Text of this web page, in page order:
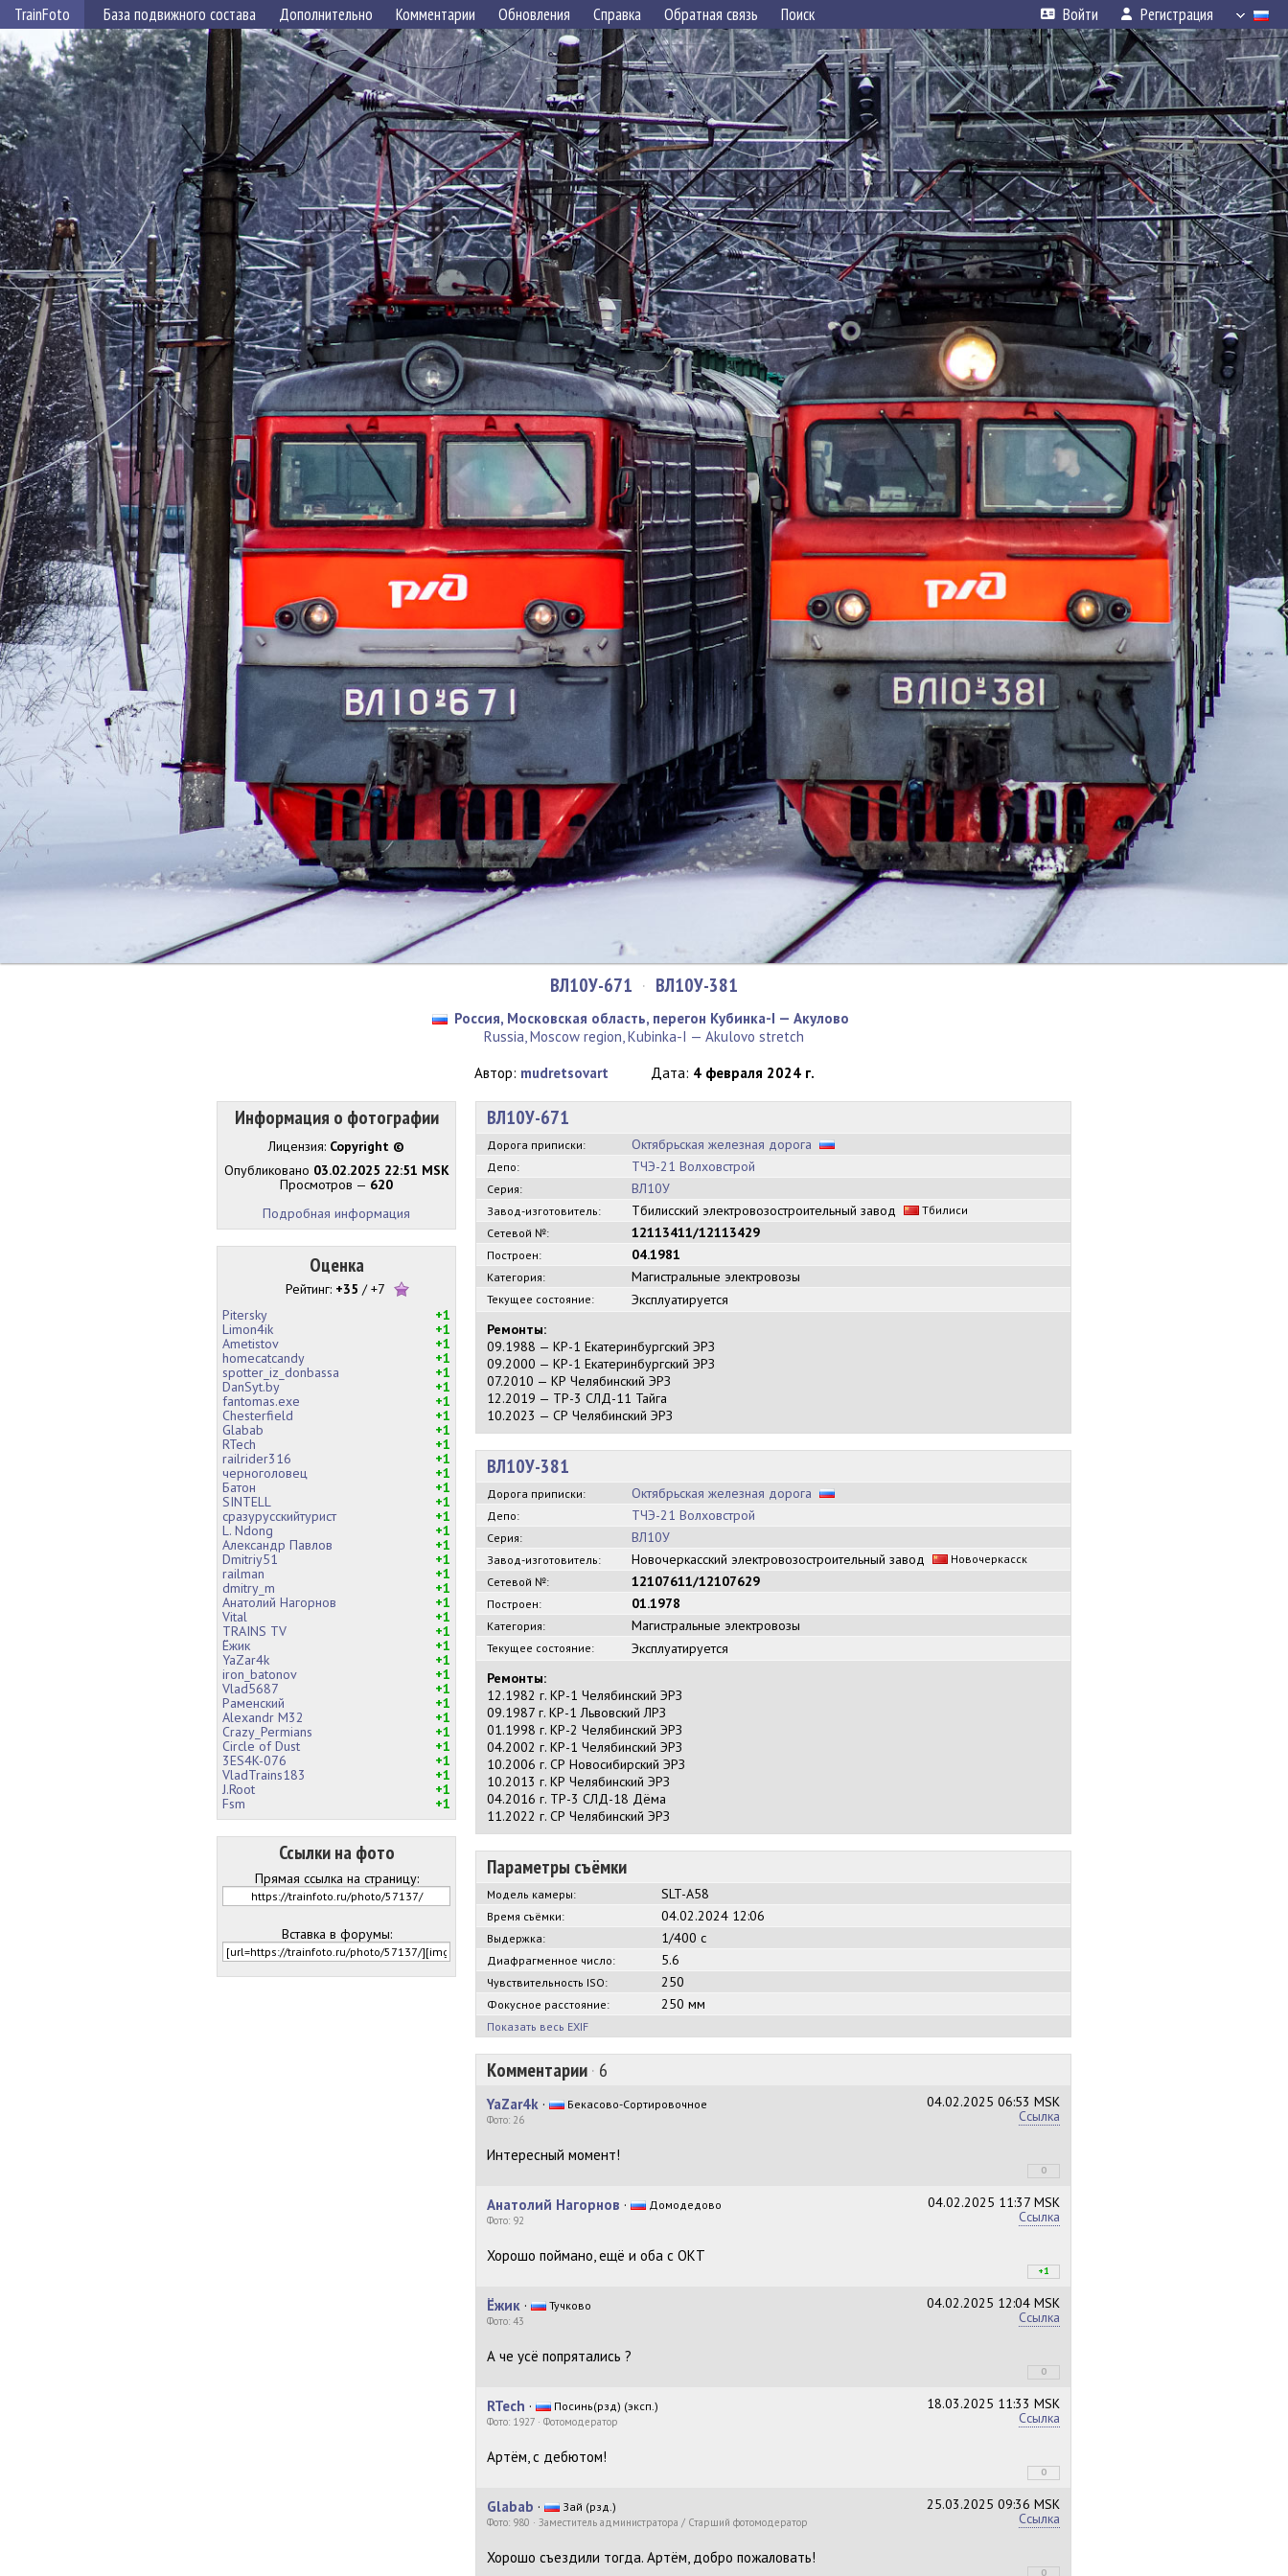
TrainFoto База подвижного состава Дополнительно Комментарии Обновления Справка Обратная связь Поиск Войти Регистрация
ВЛ10У-671 · ВЛ10У-381
Россия, Московская область, перегон Кубинка-I — Акулово
Russia, Moscow region, Kubinka-I — Akulovo stretch
Автор: mudretsovart Дата: 4 февраля 2024 г.
Информация о фотографии
Лицензия: Copyright ©
Опубликовано 03.02.2025 22:51 MSK
Просмотров — 620
Подробная информация
Оценка
Рейтинг: +35 /+7
Pitersky
+1
Limon4ik
+1
Ametistov
+1
homecatcandy
+1
spotter_iz_donbassa
+1
DanSyt.by
+1
fantomas.exe
+1
Chesterfield
+1
Glabab
+1
RTech
+1
railrider316
+1
черноголовец
+1
Батон
+1
SINTELL
+1
сразурусскийтурист
+1
L. Ndong
+1
Александр Павлов
+1
Dmitriy51
+1
railman
+1
dmitry_m
+1
Анатолий Нагорнов
+1
Vital
+1
TRAINS TV
+1
Ёжик
+1
YaZar4k
+1
iron_batonov
+1
Vlad5687
+1
Раменский
+1
Alexandr M32
+1
Crazy_Permians
+1
Circle of Dust
+1
3ES4K-076
+1
VladTrains183
+1
J.Root
+1
Fsm
+1
Ссылки на фото
Прямая ссылка на страницу:
Вставка в форумы:
ВЛ10У-671
Дорога приписки: Октябрьская железная дорога
Депо: ТЧЭ-21 Волховстрой
Серия: ВЛ10У
Завод-изготовитель: Тбилисский электровозостроительный завод
Тбилиси
Сетевой №:
12113411/12113429
Построен: 04.1981
Категория: Магистральные электровозы
Текущее состояние:
Эксплуатируется
Ремонты:
09.1988 — КР-1 Екатеринбургский ЭРЗ
09.2000 — КР-1 Екатеринбургский ЭРЗ
07.2010 — КР Челябинский ЭРЗ
12.2019 — ТР-3 СЛД-11 Тайга
10.2023 — СР Челябинский ЭРЗ
ВЛ10У-381
Дорога приписки: Октябрьская железная дорога
Депо: ТЧЭ-21 Волховстрой
Серия: ВЛ10У
Завод-изготовитель: Новочеркасский электровозостроительный завод
Новочеркасск
Сетевой №:
12107611/12107629
Построен: 01.1978
Категория: Магистральные электровозы
Текущее состояние:
Эксплуатируется
Ремонты:
12.1982 г. КР-1 Челябинский ЭРЗ
09.1987 г. КР-1 Львовский ЛРЗ
01.1998 г. КР-2 Челябинский ЭРЗ
04.2002 г. КР-1 Челябинский ЭРЗ
10.2006 г. СР Новосибирский ЭРЗ
10.2013 г. КР Челябинский ЭРЗ
04.2016 г. ТР-3 СЛД-18 Дёма
11.2022 г. СР Челябинский ЭРЗ
Параметры съёмки
Модель камеры: SLT-A58
Время съёмки: 04.02.2024 12:06
Выдержка: 1/400 с
Диафрагменное число: 5.6
Чувствительность ISO: 250
Фокусное расстояние: 250 мм
Показать весь EXIF
Комментарии· 6
04.02.2025 06:53 MSK
Ссылка
YaZar4k · Бекасово-Сортировочное
Фото: 26
Интересный момент!
0
/–0
04.02.2025 11:37 MSK
Ссылка
Анатолий Нагорнов · Домодедово
Фото: 92
Хорошо поймано, ещё и оба с ОКТ
+1
/–0
04.02.2025 12:04 MSK
Ссылка
Ёжик · Тучково
Фото: 43
А че усё попрятались ?
0
/–0
18.03.2025 11:33 MSK
Ссылка
RTech · Посинь(рзд) (эксп.)
Фото: 1927 · Фотомодератор
Артём, с дебютом!
0
/–0
25.03.2025 09:36 MSK
Ссылка
Glabab · Зай (рзд.)
Фото: 980 · Заместитель администратора / Старший фотомодератор
Хорошо съездили тогда. Артём, добро пожаловать!
0